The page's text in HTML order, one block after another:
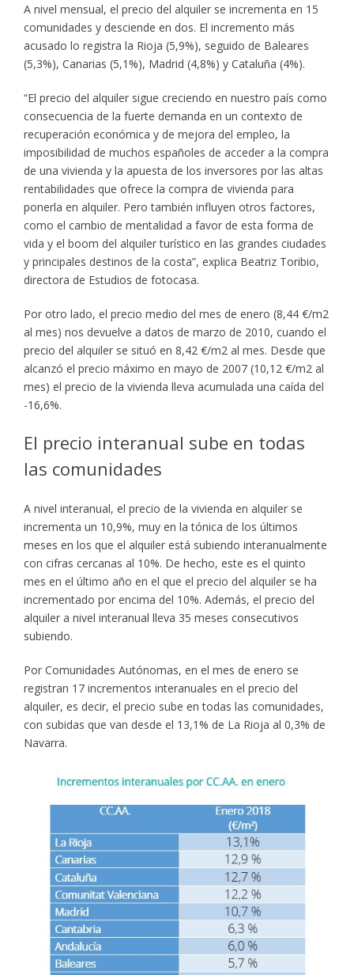
A nivel mensual, el precio del alquiler se incrementa en 15
comunidades y desciende en dos. El incremento más
acusado lo registra la Rioja (5,9%), seguido de Baleares
(5,3%), Canarias (5,1%), Madrid (4,8%) y Cataluña (4%).
“El precio del alquiler sigue creciendo en nuestro país como
consecuencia de la fuerte demanda en un contexto de
recuperación económica y de mejora del empleo, la
imposibilidad de muchos españoles de acceder a la compra
de una vivienda y la apuesta de los inversores por las altas
rentabilidades que ofrece la compra de vivienda para
ponerla en alquiler. Pero también influyen otros factores,
como el cambio de mentalidad a favor de esta forma de
vida y el boom del alquiler turístico en las grandes ciudades
y principales destinos de la costa”, explica Beatriz Toribio,
directora de Estudios de fotocasa.
Por otro lado, el precio medio del mes de enero (8,44 €/m2
al mes) nos devuelve a datos de marzo de 2010, cuando el
precio del alquiler se situó en 8,42 €/m2 al mes. Desde que
alcanzó el precio máximo en mayo de 2007 (10,12 €/m2 al
mes) el precio de la vivienda lleva acumulada una caída del
-16,6%.
El precio interanual sube en todas
las comunidades
A nivel interanual, el precio de la vivienda en alquiler se
incrementa un 10,9%, muy en la tónica de los últimos
meses en los que el alquiler está subiendo interanualmente
con cifras cercanas al 10%. De hecho, este es el quinto
mes en el último año en el que el precio del alquiler se ha
incrementado por encima del 10%. Además, el precio del
alquiler a nivel interanual lleva 35 meses consecutivos
subiendo.
Por Comunidades Autónomas, en el mes de enero se
registran 17 incrementos interanuales en el precio del
alquiler, es decir, el precio sube en todas las comunidades,
con subidas que van desde el 13,1% de La Rioja al 0,3% de
Navarra.